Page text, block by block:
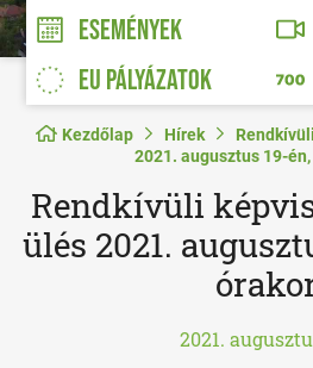
ESEMÉNYEK
EU PÁLYÁZATOK
Kezdőlap Hírek
2021. augusztus 19-
Rendkívüli
ülés 2021.
2021.